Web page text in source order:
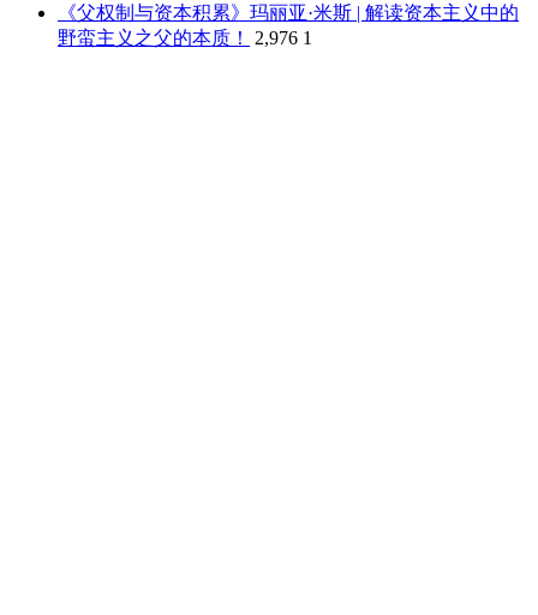
《父权制与资本积累》玛丽亚·米斯 | 解读资本主义中的
野蛮主义之父的本质！
2,976 1